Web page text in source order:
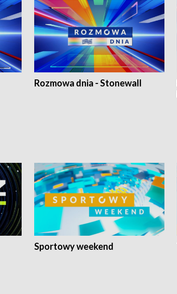
Rozmowa dnia - Stonewall
Sportowy weekend